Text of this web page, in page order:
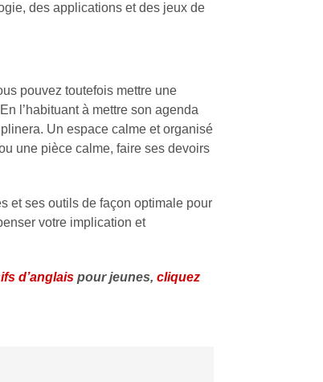
des applications et des jeux de
pouvez toutefois mettre une
l’habituant à mettre son agenda
Un espace calme et organisé
une pièce calme, faire ses devoirs
et ses outils de façon optimale pour
votre implication et
d’anglais pour jeunes, cliquez